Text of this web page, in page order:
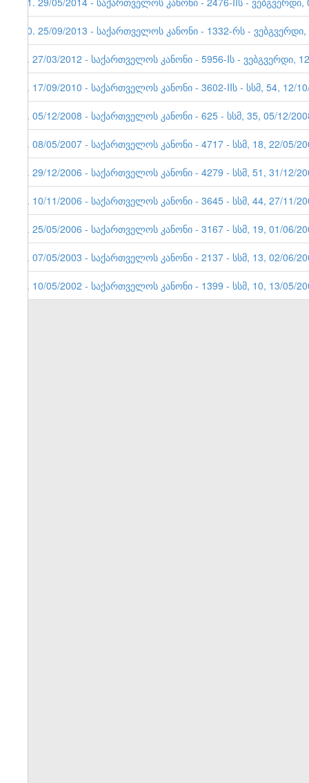
10. 25/09/2013 - საქართველოს კანონი - 1332-რს -
9. 27/03/2012 - საქართველოს კანონი - 5956-Iს - ვებგვერდი,
8. 17/09/2010 - საქართველოს კანონი - 3602-IIს - სსმ, 54, 12/
7. 05/12/2008 - საქართველოს კანონი - 625 - სსმ, 35, 05/12/
6. 08/05/2007 - საქართველოს კანონი - 4717 - სსმ, 18, 22/05/
5. 29/12/2006 - საქართველოს კანონი - 4279 - სსმ, 51, 31/12/
4. 10/11/2006 - საქართველოს კანონი - 3645 - სსმ, 44, 27/11/
3. 25/05/2006 - საქართველოს კანონი - 3167 - სსმ, 19, 01/06/
2. 07/05/2003 - საქართველოს კანონი - 2137 - სსმ, 13, 02/
1. 10/05/2002 - საქართველოს კანონი - 1399 - სსმ, 10, 13/05/